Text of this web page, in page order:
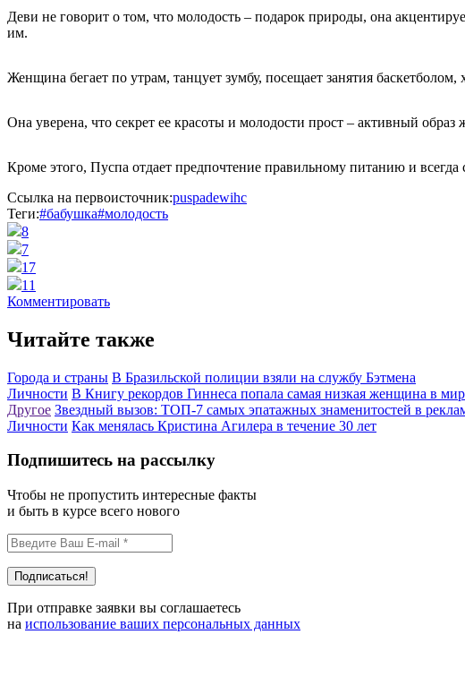
Деви не говорит о том, что молодость – подарок природы, она
им.
Женщина бегает по утрам, танцует зумбу, посещает занятия баскетболом,
Она уверена, что секрет ее красоты и молодости прост – активный
Кроме этого, Пуспа отдает предпочтение правильному питанию и всегда
Ссылка на первоисточник:puspadewihc
Теги:#бабушка#молодость
8
7
17
11
Комментировать
Читайте также
Города и страны В Бразильской полиции взяли на службу Бэтмена
Личности В Книгу рекордов Гиннеса попала самая низкая женщина в
Другое Звездный вызов: ТОП-7 самых эпатажных знаменитостей в
Личности Как менялась Кристина Агилера в течение 30 лет
Подпишитесь на рассылку
Чтобы не пропустить интересные факты
и быть в курсе всего нового
При отправке заявки вы соглашаетесь
на использование ваших персональных данных